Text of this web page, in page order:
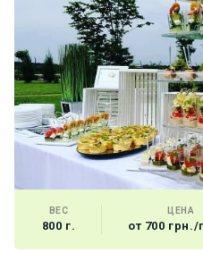
ВЕС
800 г.
ЦЕНА
от 700 грн./